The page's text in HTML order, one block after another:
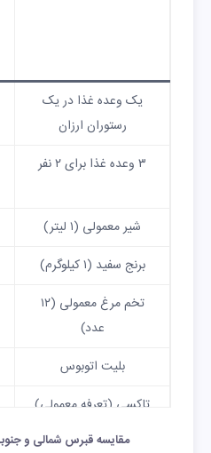
یک وعده غذا در یک
رستوران ارزان
۳ وعده غذا برای ۲ نفر
شیر معمولی (۱ لیتر)
برنج سفید (۱ کیلوگرم)
تخم مرغ معمولی (۱۲
عدد)
بلیت اتوبوس
تاکسی (تعرفه معمولی)
خدمات پایه ماهانه (برق،
مقایسه قبرس شمالی و